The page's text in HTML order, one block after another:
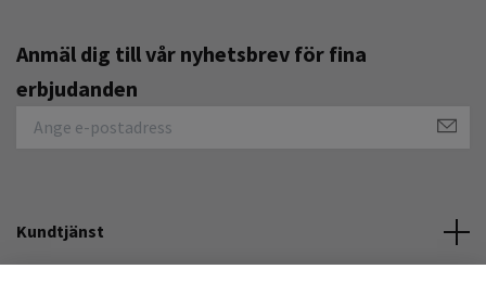
Anmäl dig till vår nyhetsbrev för fina
erbjudanden
Kundtjänst